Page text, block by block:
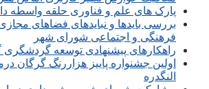
پارک های علم و فناوری حلقه واسطه
بررسی بایدها و نبایدهای فضاهای
فرهنگی و اجتماعی شورای شهر
راهکارهای پیشنهادی توسعه
اولین جشنواره پاییز هزاررنگ گرگان
النگدره